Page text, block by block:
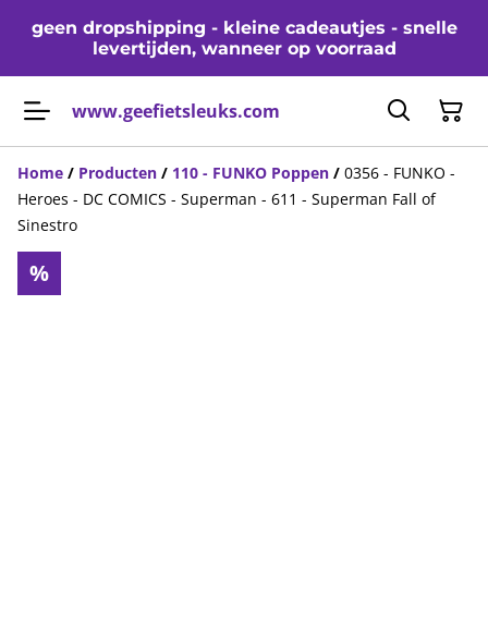
geen dropshipping - kleine cadeautjes - snelle
levertijden, wanneer op voorraad
www.geefietsleuks.com
Home / Producten / 110 - FUNKO Poppen / 0356 - FUNKO -
Heroes - DC COMICS - Superman - 611 - Superman Fall of
Sinestro
%